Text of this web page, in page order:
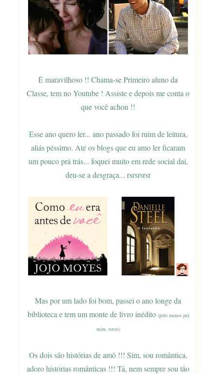
É maravilhoso !! Chama-se Primeiro aluno da
Classe, tem no Youtube ! Assiste e depois me conta o
que você achou !!
Esse ano quero ler... ano passado foi ruim de leitura,
aliás péssimo. Até os blogs que eu amo ler ficaram
um pouco prá trás... foquei muito em rede social daí,
deu-se a desgraça... rsrsrsrsr
Mas por um lado foi bom, passei o ano longe da
biblioteca e tem um monte de livro inédito (pelo menos prá
mim, rsrsrs)
Os dois são histórias de amô !!! Sim, sou romântica,
adoro histórias românticas !!! Tá, nem sempre sou tão